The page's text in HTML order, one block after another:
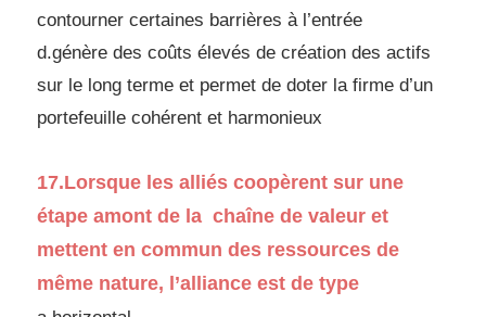
contourner certaines barrières à l’entrée
d.génère des coûts élevés de création des actifs
sur le long terme et permet de doter la firme d’un
portefeuille cohérent et harmonieux
17.Lorsque les alliés coopèrent sur une
étape amont de la chaîne de valeur et
mettent en commun des ressources de
même nature, l’alliance est de type